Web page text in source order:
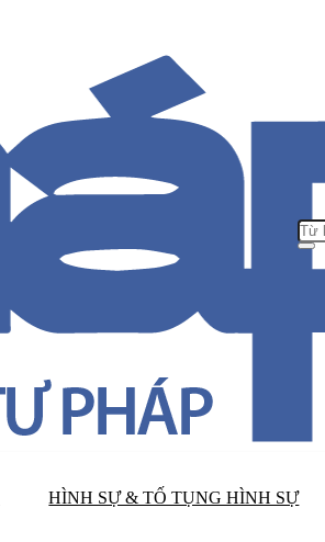
HÌNH SỰ & TỐ TỤNG HÌNH SỰ